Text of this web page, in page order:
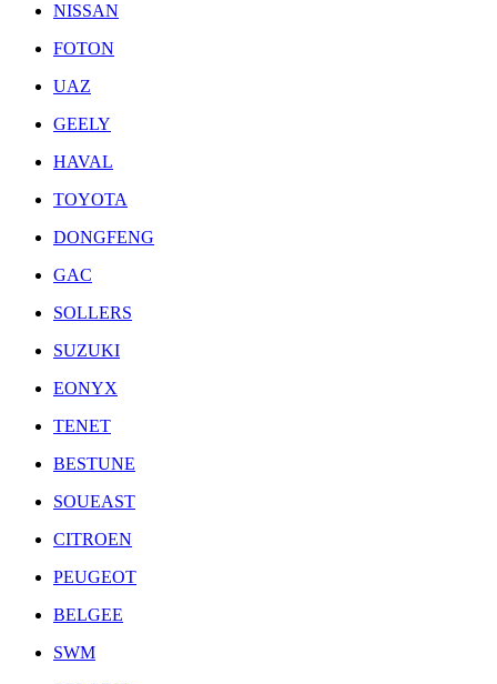
NISSAN
FOTON
UAZ
GEELY
HAVAL
TOYOTA
DONGFENG
GAC
SOLLERS
SUZUKI
EONYX
TENET
BESTUNE
SOUEAST
CITROEN
PEUGEOT
BELGEE
SWM